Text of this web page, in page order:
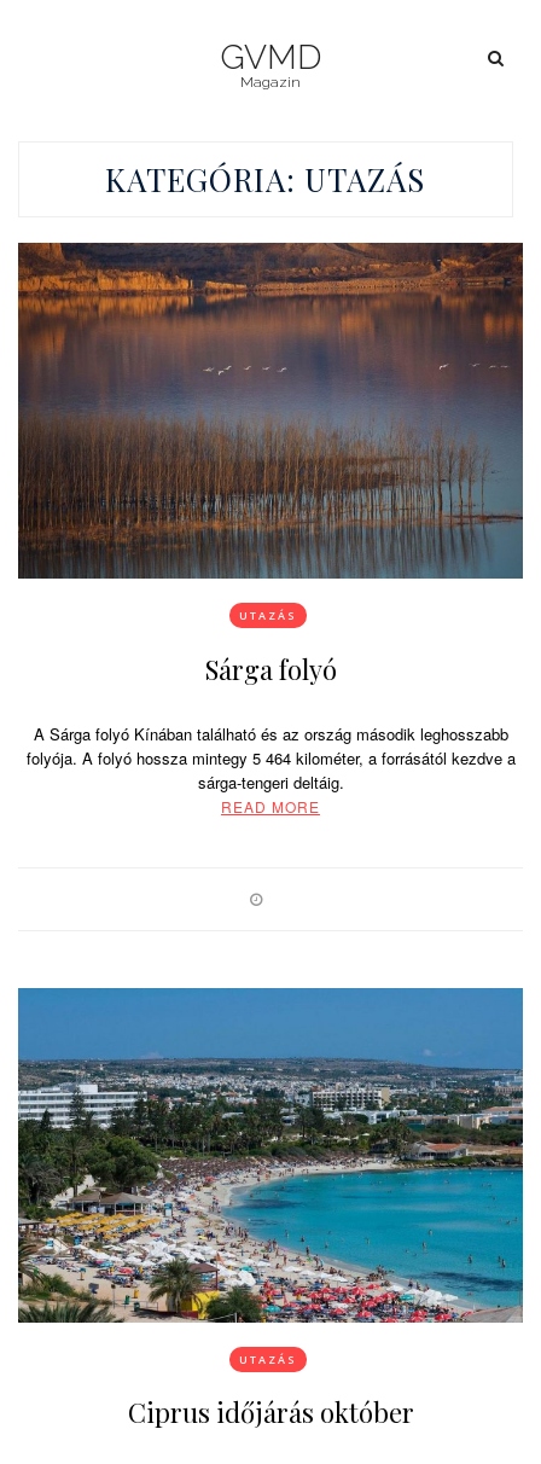
GVMD
Magazin
KATEGÓRIA: UTAZÁS
UTAZÁS
Sárga folyó
A Sárga folyó Kínában található és az ország második leghosszabb
folyója. A folyó hossza mintegy 5 464 kilométer, a forrásától kezdve a
sárga-tengeri deltáig.
READ MORE
UTAZÁS
Ciprus időjárás október